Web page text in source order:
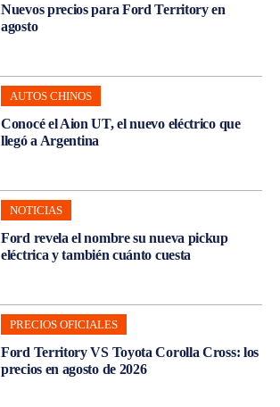
Nuevos precios para Ford Territory en
agosto
AUTOS CHINOS
Conocé el Aion UT, el nuevo eléctrico que
llegó a Argentina
NOTICIAS
Ford revela el nombre su nueva pickup
eléctrica y también cuánto cuesta
PRECIOS OFICIALES
Ford Territory VS Toyota Corolla Cross: los
precios en agosto de 2026